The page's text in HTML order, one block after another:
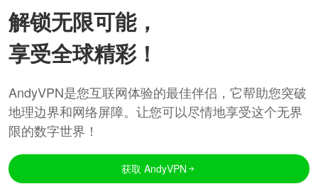
解锁无限可能，
享受全球精彩！
AndyVPN是您互联网体验的最佳伴侣，它帮助您突破
地理边界和网络屏障。让您可以尽情地享受这个无界
限的数字世界！
获取 AndyVPN